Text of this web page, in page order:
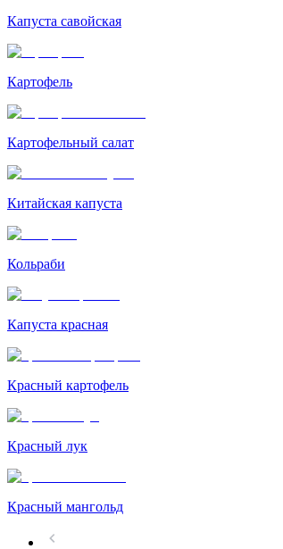
Капуста савойская
Картофель
Картофельный салат
Китайская капуста
Кольраби
Капуста красная
Красный картофель
Красный лук
Красный мангольд